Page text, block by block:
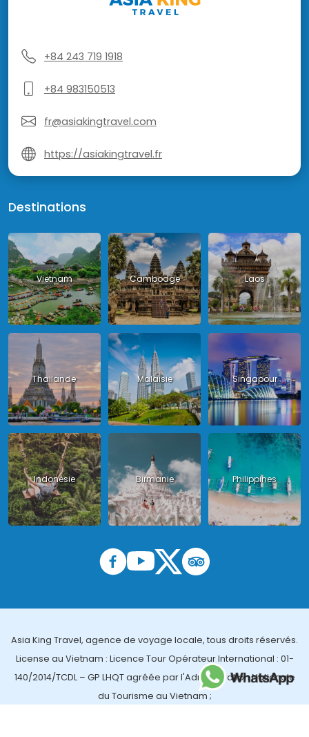
+84 243 719 1918
+84 983150513
fr@asiakingtravel.com
https://asiakingtravel.fr
Destinations
Vietnam Cambodge Laos
Thailande Malaisie Singapour
Indonésie Birmanie Philippines
Asia King Travel, agence de voyage locale, tous droits réservés.
License au Vietnam : Licence Tour Opérateur International : 01-
140/2014/TCDL – GP LHQT agréée par l'Administration Nationale
du Tourisme au Vietnam ;